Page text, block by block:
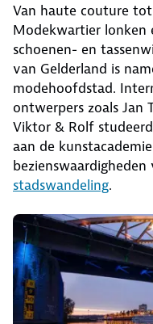
Van haute couture
Modekwartier lonken
schoenen- en
van Gelderland is
modehoofdstad.
ontwerpers zoals Jan
Viktor & Rolf
aan de
stadswandeling.